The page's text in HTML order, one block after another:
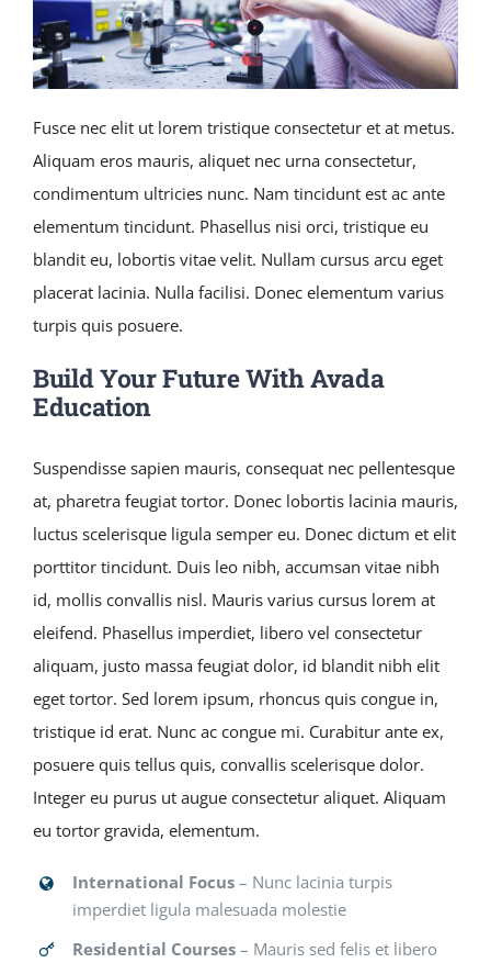
Fusce nec elit ut lorem tristique consectetur et at metus.
Aliquam eros mauris, aliquet nec urna consectetur,
condimentum ultricies nunc. Nam tincidunt est ac ante
elementum tincidunt. Phasellus nisi orci, tristique eu
blandit eu, lobortis vitae velit. Nullam cursus arcu eget
placerat lacinia. Nulla facilisi. Donec elementum varius
turpis quis posuere.
Build Your Future With Avada
Education
Suspendisse sapien mauris, consequat nec pellentesque
at, pharetra feugiat tortor. Donec lobortis lacinia mauris,
luctus scelerisque ligula semper eu. Donec dictum et elit
porttitor tincidunt. Duis leo nibh, accumsan vitae nibh
id, mollis convallis nisl. Mauris varius cursus lorem at
eleifend. Phasellus imperdiet, libero vel consectetur
aliquam, justo massa feugiat dolor, id blandit nibh elit
eget tortor. Sed lorem ipsum, rhoncus quis congue in,
tristique id erat. Nunc ac congue mi. Curabitur ante ex,
posuere quis tellus quis, convallis scelerisque dolor.
Integer eu purus ut augue consectetur aliquet. Aliquam
eu tortor gravida, elementum.
International Focus – Nunc lacinia turpis
imperdiet ligula malesuada molestie
Residential Courses – Mauris sed felis et libero